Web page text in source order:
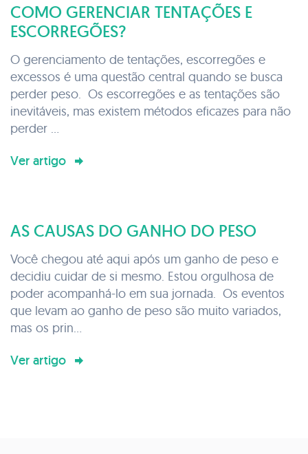
COMO GERENCIAR TENTAÇÕES E
ESCORREGÕES?
O gerenciamento de tentações, escorregões e
excessos é uma questão central quando se busca
perder peso. Os escorregões e as tentações são
inevitáveis, mas existem métodos eficazes para não
perder ...
Ver artigo
AS CAUSAS DO GANHO DO PESO
Você chegou até aqui após um ganho de peso e
decidiu cuidar de si mesmo. Estou orgulhosa de
poder acompanhá-lo em sua jornada. Os eventos
que levam ao ganho de peso são muito variados,
mas os prin...
Ver artigo